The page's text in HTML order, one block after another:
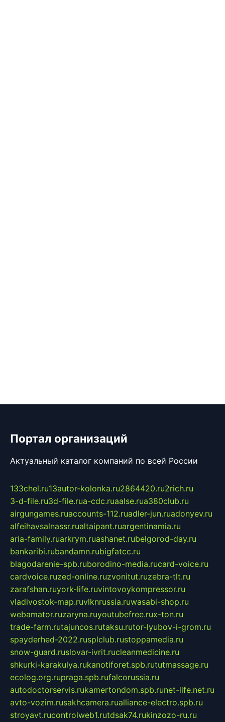
Портал организаций
Актуальный каталог компаний по всей России
133chel.ru13autor-kolonka.ru2864420.ru2rich.ru
3-d-file.ru3d-file.rua-cdc.ruaalse.rua380club.ru
airgungames.ruaccounts-112.ruadler-jun.ruadonyev.ru
alfeihavsalnassr.rualtaipant.ruargentinamia.ru
aria-family.ruarkrym.ruashanet.rubelgorod-day.ru
bankaribi.rubandamn.rubigfatcc.ru
blagodarenie-spb.ruborodino-media.rucard-voice.ru
cardvoice.ruzed-online.ruzvonitut.ruzebra-tlt.ru
zarafshan.ruyork-life.ruvintovoykompressor.ru
vladivostok-map.ruvlknrussia.ruwasabi-shop.ru
webamator.ruzaryna.ruyoutubefree.rux-ton.ru
trade-farm.rutajuncos.rutaksu.rutor-lyubov-i-grom.ru
spayderhed-2022.rusplclub.rustoppamedia.ru
snow-guard.ruslovar-ivrit.rucleanmedicine.ru
shkurki-karakulya.rukanotiforet.spb.rututmassage.ru
ecolog.org.rupraga.spb.rufalcorussia.ru
autodoctorservis.rukamertondom.spb.runet-life.net.ru
avto-vozim.rusakhcamera.rualliance-electro.spb.ru
stroyavt.rucontrolweb1.rutdsak74.rukinzozo-ru.ru